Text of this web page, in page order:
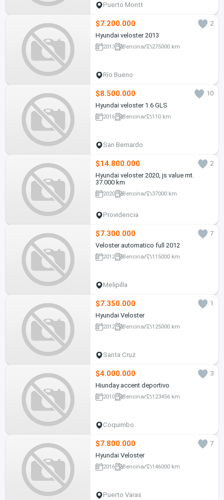
Puerto Montt
$7.200.000
2
Hyundai veloster 2013
2013 Bencina 275000 km
Río Bueno
$8.500.000
10
Hyundai veloster 1.6 GLS
2016 Bencina 110 km
San Bernardo
$14.800.000
2
Hyundai veloster 2020, js value mt.
37.000 km
2020 Bencina 37000 km
Providencia
$7.300.000
7
Veloster automatico full 2012
2012 Bencina 115000 km
Melipilla
$7.350.000
1
Hyundai Veloster
2012 Bencina 125000 km
Santa Cruz
$4.000.000
3
Hiunday accent deportivo
2010 Bencina 123456 km
Coquimbo
$7.800.000
7
Hyundai Veloster
2016 Bencina 146000 km
Puerto Varas